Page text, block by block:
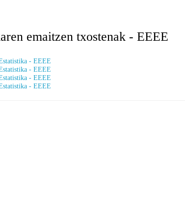
emaitzen txostenak - EEEE
- EEEE
- EEEE
- EEEE
- EEEE